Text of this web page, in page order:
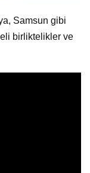
Samsun gibi
birliktelikler ve